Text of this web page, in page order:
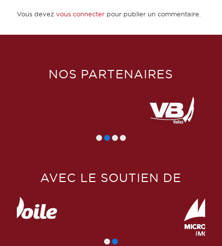
Vous devez vous connecterpour publier un commentaire.
NOS PARTENAIRES
AVEC LE SOUTIEN DE